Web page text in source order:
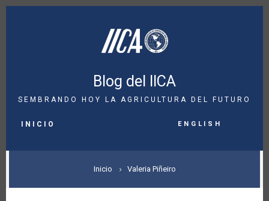
Pasar
Blog del IICA
SEMBRANDO HOY LA AGRICULTURA DEL FUTURO
NAVIGATION
INICIO English
SOBRESCRIBIR
ENLACES
Inicio Valeria Piñeiro